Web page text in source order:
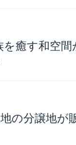
を癒す和空
の分譲地が